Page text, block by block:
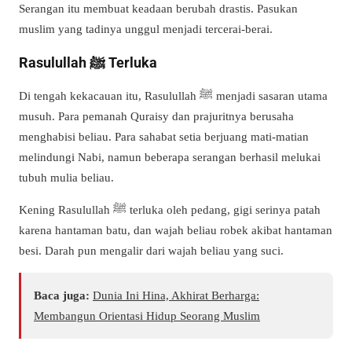
Serangan itu membuat keadaan berubah drastis. Pasukan
muslim yang tadinya unggul menjadi tercerai-berai.
Rasulullah ﷺ Terluka
Di tengah kekacauan itu, Rasulullah ﷺ menjadi sasaran utama
musuh. Para pemanah Quraisy dan prajuritnya berusaha
menghabisi beliau. Para sahabat setia berjuang mati-matian
melindungi Nabi, namun beberapa serangan berhasil melukai
tubuh mulia beliau.
Kening Rasulullah ﷺ terluka oleh pedang, gigi serinya patah
karena hantaman batu, dan wajah beliau robek akibat hantaman
besi. Darah pun mengalir dari wajah beliau yang suci.
Baca juga: Dunia Ini Hina, Akhirat Berharga:
Membangun Orientasi Hidup Seorang Muslim